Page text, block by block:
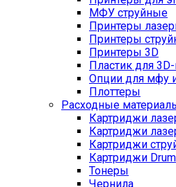
МФУ струйные
Принтеры
Принтеры
Принтеры 3D
Пластик для
Опции для мфу
Плоттеры
Расходные
Картриджи
Картриджи
Картриджи
Картриджи Drum
Тонеры
Чернила